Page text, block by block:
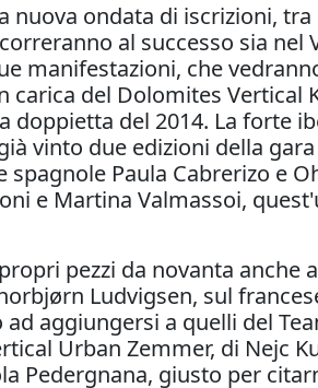
nuova ondata di iscrizioni,
al successo sia
manifestazioni, che
carica del Dolomites
doppietta del 2014. La forte
vinto due edizioni della
Paula Cabrerizo e
e Martina Valmassoi,
pezzi da novanta
Ludvigsen, sul
aggiungersi a quelli del
Urban Zemmer, di Nejc
Pedergnana, giusto per